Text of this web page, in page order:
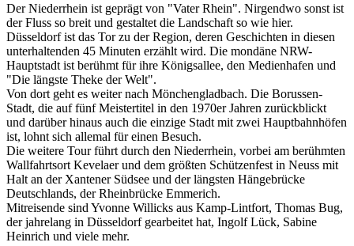
Der Niederrhein ist geprägt von "Vater Rhein". Nirgendwo sonst ist
der Fluss so breit und gestaltet die Landschaft so wie hier.
Düsseldorf ist das Tor zu der Region, deren Geschichten in diesen
unterhaltenden 45 Minuten erzählt wird. Die mondäne NRW-
Hauptstadt ist berühmt für ihre Königsallee, den Medienhafen und
"Die längste Theke der Welt".
Von dort geht es weiter nach Mönchengladbach. Die Borussen-
Stadt, die auf fünf Meistertitel in den 1970er Jahren zurückblickt
und darüber hinaus auch die einzige Stadt mit zwei Hauptbahnhöfen
ist, lohnt sich allemal für einen Besuch.
Die weitere Tour führt durch den Niederrhein, vorbei am berühmten
Wallfahrtsort Kevelaer und dem größten Schützenfest in Neuss mit
Halt an der Xantener Südsee und der längsten Hängebrücke
Deutschlands, der Rheinbrücke Emmerich.
Mitreisende sind Yvonne Willicks aus Kamp-Lintfort, Thomas Bug,
der jahrelang in Düsseldorf gearbeitet hat, Ingolf Lück, Sabine
Heinrich und viele mehr.